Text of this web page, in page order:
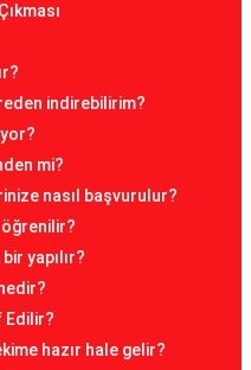
indirebilirim?
mi?
nasıl başvurulur?
öğrenilir?
yapılır?
Edilir?
hazır hale gelir?